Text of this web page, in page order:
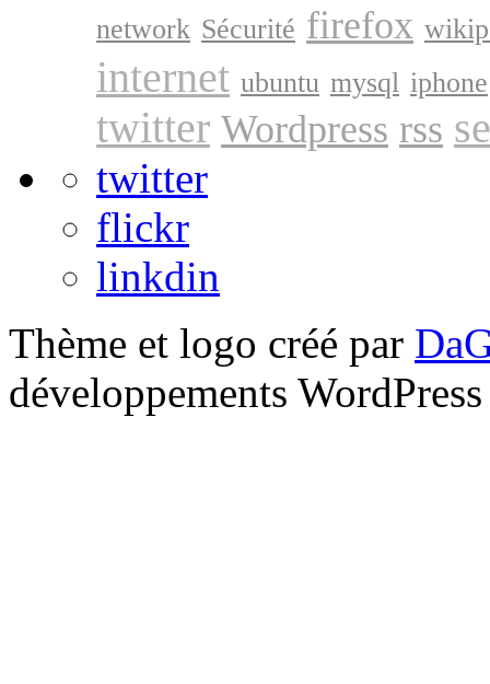
network Sécurité firefox
internet ubuntu mysql iphone
twitter Wordpress rss
twitter
flickr
linkdin
Thème et logo créé par
développements